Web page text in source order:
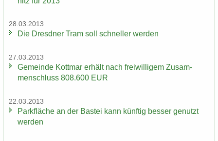
28.03.2013
Die Dresd­ner Tram soll schnel­ler wer­den
27.03.2013
Ge­mein­de Kott­mar er­hält nach frei­wil­li­gem Zu­sam­
men­schluss 808.600 EUR
22.03.2013
Park­flä­che an der Bas­tei kann künf­tig bes­ser ge­nutzt
wer­den